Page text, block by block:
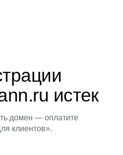
истек
домен — оплатите
клиентов».